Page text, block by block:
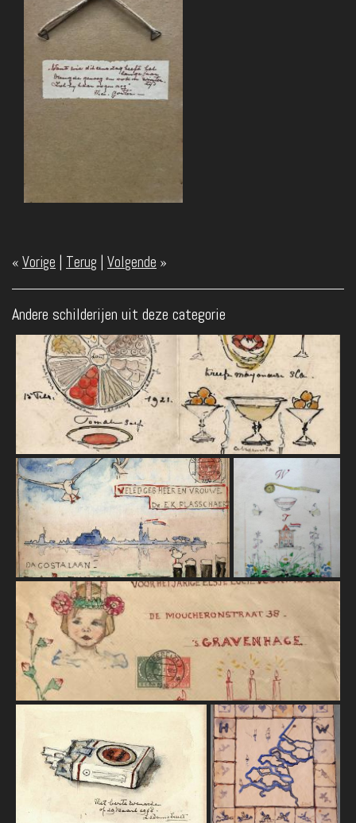
« Vorige | Terug | Volgende »
Andere schilderijen uit deze categorie